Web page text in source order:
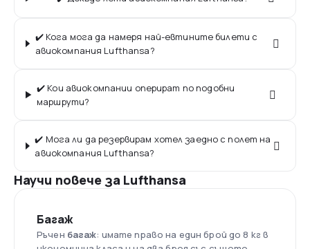
✔️ Кога мога да намеря най-евтините билети с
авиокомпания Lufthansa?
✔️ Кои авиокомпании оперират по подобни
маршрути?
✔️ Мога ли да резервирам хотел заедно с полет на
авиокомпания Lufthansa?
Научи повече за Lufthansa
Багаж
Ръчен багаж: имате право на един брой до 8 кг в